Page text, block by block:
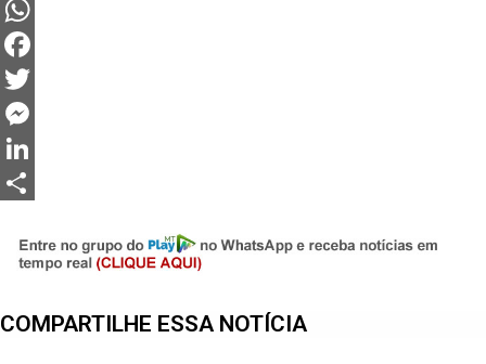
WhatsApp
Facebook
Twitter
Messenger
LinkedIn
COMPARTILHE ESSA NOTÍCIA